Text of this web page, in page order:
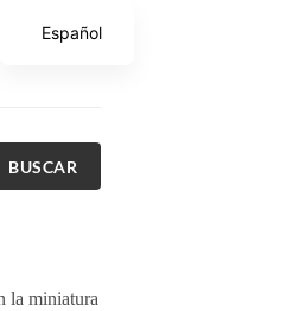
BUSCAR
Español